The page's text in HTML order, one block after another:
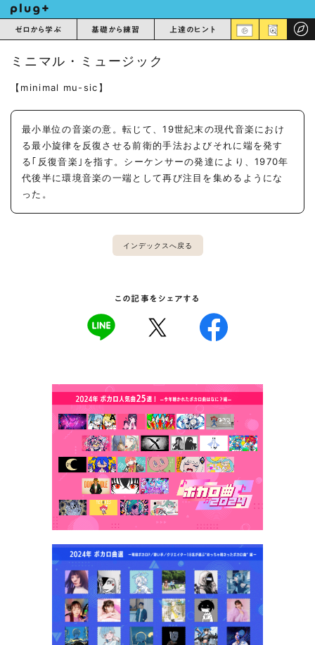
ゼロから学ぶ 基礎から練習 上達のヒント
ミニマル・ミュージック
【minimal mu-sic】
最小単位の音楽の意。転じて、19世紀末の現代音楽におけ
る最小旋律を反復させる前衛的手法およびそれに端を発す
る｢反復音楽｣を指す。シーケンサーの発達により、1970年
代後半に環境音楽の一端として再び注目を集めるようにな
った。
インデックスへ戻る
この記事をシェアする